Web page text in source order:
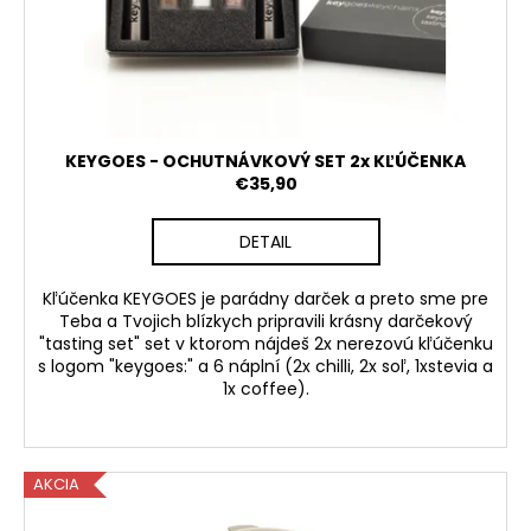
KEYGOES - OCHUTNÁVKOVÝ SET 2x KĽÚČENKA
€35,90
DETAIL
Kľúčenka KEYGOES je parádny darček a preto sme pre
Teba a Tvojich blízkych pripravili krásny darčekový
"tasting set" set v ktorom nájdeš 2x nerezovú kľúčenku
s logom "keygoes:" a 6 náplní (2x chilli, 2x soľ, 1xstevia a
1x coffee).
AKCIA